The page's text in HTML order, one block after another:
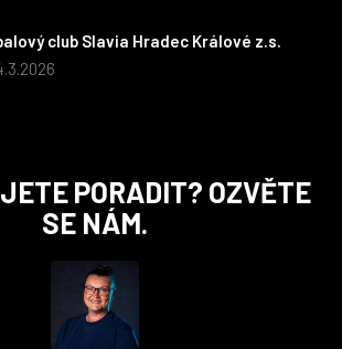
club Slavia Hradec Králové z.s.
obchodu je 5 z 5 hvězdiček.
tomto duchu bude spolupráce pokračovat
řešit i první sady dresů ;)
PORADIT? OZVĚTE
SE NÁM.